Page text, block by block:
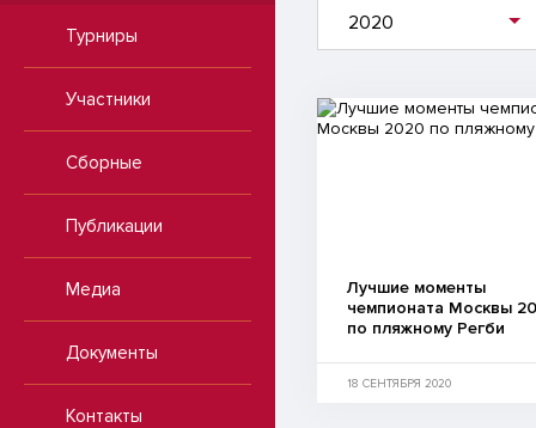
Турниры
Участники
Сборные
Публикации
Медиа
Документы
Контакты
2020
Видео
Лучшие моменты
чемпионата Москвы
по пляжному Регби
18 СЕНТЯБРЯ 2020